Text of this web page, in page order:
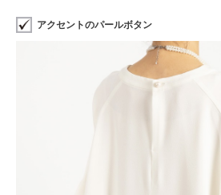
アクセントのパールボタン